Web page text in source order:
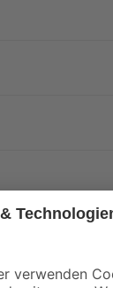
und Aktionen